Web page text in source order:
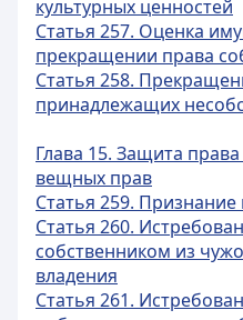
культурных ценностей
Статья 257. Оценка
прекращении права
Статья 258.
принадлежащих
Глава 15. Защита
вещных прав
Статья 259.
Статья 260.
собственником из
владения
Статья 261.